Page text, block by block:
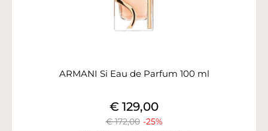
ARMANI Si Eau de Parfum 100 ml
€ 172,00 -25%
€ 129,00